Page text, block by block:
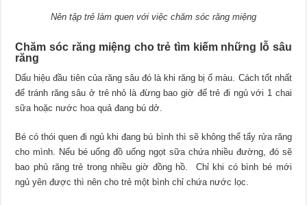
Nên tập trẻ làm quen với việc chăm sóc răng miệng
Chăm sóc răng miệng cho trẻ tìm kiếm những lỗ sâu
răng
Dấu hiệu đầu tiên của răng sâu đó là khi răng bị ố màu. Cách tốt nhất
để tránh răng sâu ở trẻ nhỏ là đừng bao giờ để trẻ đi ngủ với 1 chai
sữa hoặc nước hoa quả đang bú dở.
Bé có thói quen đi ngủ khi đang bú bình thì sẽ không thể tẩy rửa răng
cho mình. Nếu bé uống đồ uống ngọt sữa chứa nhiều đường, đó sẽ
bao phủ răng trẻ trong nhiều giờ đồng hồ. Chỉ khi có bình bé mới
ngủ yên được thì nên cho trẻ một bình chỉ chứa nước lọc.